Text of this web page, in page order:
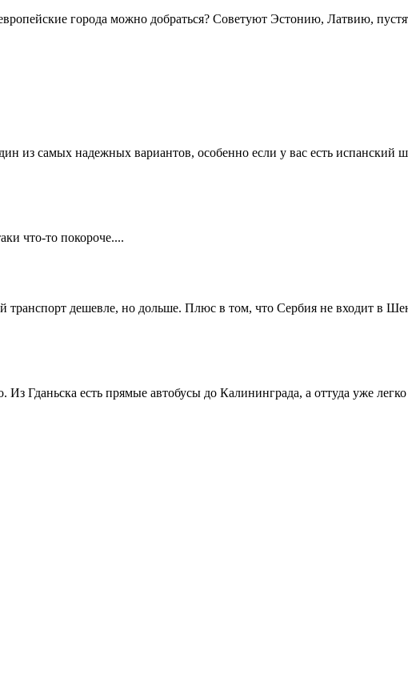
города можно добраться? Советуют Эстонию, Латвию,
самых надежных вариантов, особенно если у вас есть испанский
что-то покороче....
транспорт дешевле, но дольше. Плюс в том, что Сербия не входит в
Гданьска есть прямые автобусы до Калининграда, а оттуда уже